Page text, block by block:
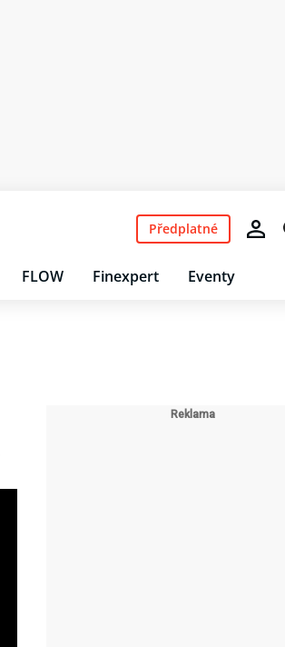
FLOW Finexpert Eventy
Předplatné